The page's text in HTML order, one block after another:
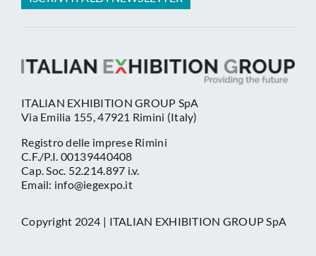
ITALIAN EXHIBITION GROUP SpA
Via Emilia 155, 47921 Rimini (Italy)
Registro delle imprese Rimini
C.F./P.I. 00139440408
Cap. Soc. 52.214.897 i.v.
Email: info@iegexpo.it
Copyright 2024 | ITALIAN EXHIBITION GROUP SpA